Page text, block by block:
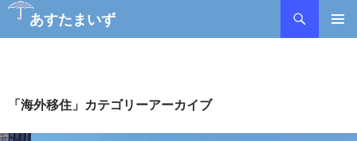
あすたまいず
ツ
ス
「海外移住」カテゴリーアーカイブ